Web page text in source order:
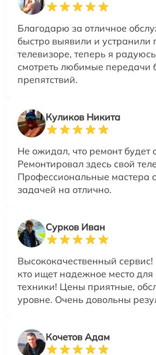
Благодарю за отличное
быстро выявили и устранили
телевизоре, теперь я
смотреть любимые передачи
препятствий.
Куликов Никита
Не ожидал, что ремонт будет
Ремонтировал здесь свой
Профессиональные мастера
задачей на отлично.
Сурков Иван
Высококачественный
кто ищет надежное место для
техники! Цены приятные,
уровне. Очень довольны
Кочетов Адам